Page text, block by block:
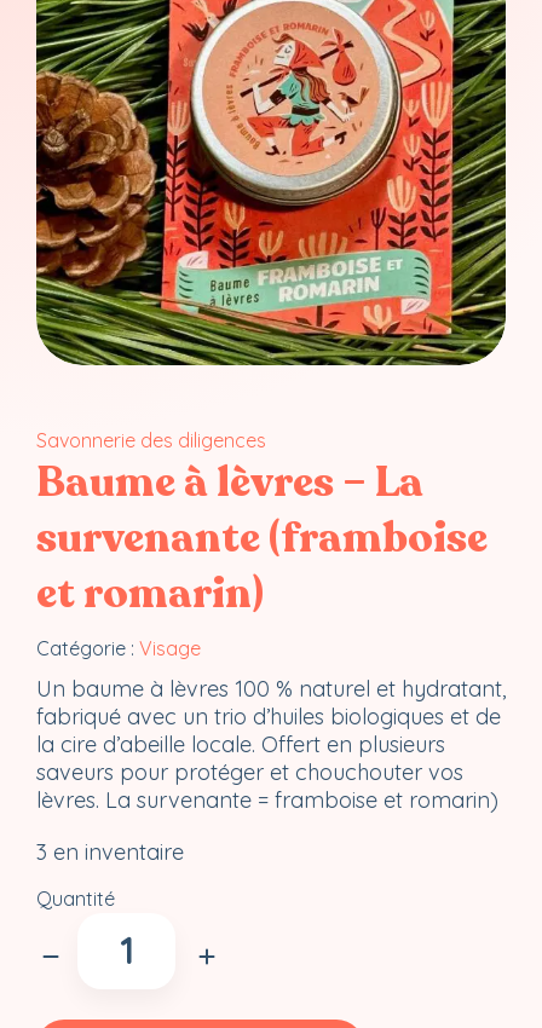
Savonnerie des diligences
Baume à lèvres – La
survenante (framboise
et romarin)
Catégorie : Visage
Un baume à lèvres 100 % naturel et hydratant,
fabriqué avec un trio d’huiles biologiques et de
la cire d’abeille locale. Offert en plusieurs
saveurs pour protéger et chouchouter vos
lèvres. La survenante = framboise et romarin)
3 en inventaire
Quantité
à